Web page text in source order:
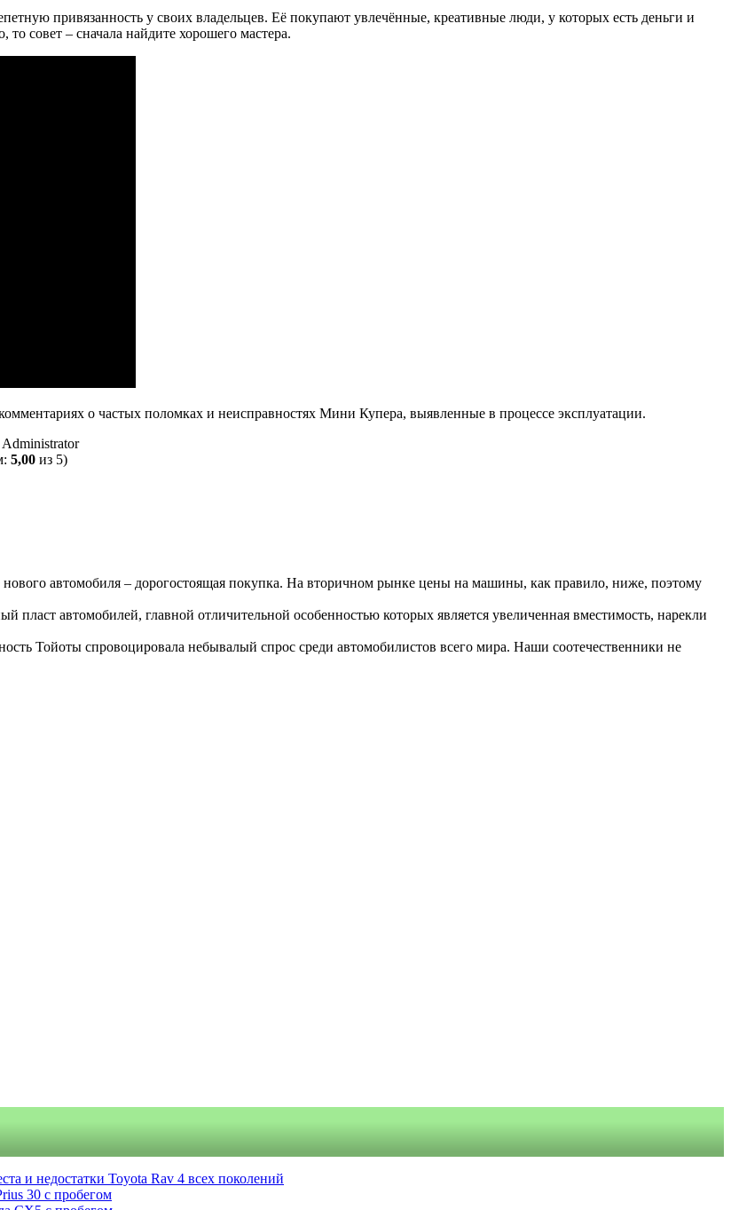
привязанность у своих владельцев. Её покупают увлечённые, креативные люди, у которых есть деньги и
совет – сначала найдите хорошего мастера.
о частых поломках и неисправностях Мини Купера, выявленные в процессе эксплуатации.
Administrator
5,00 из 5)
автомобиля – дорогостоящая покупка. На вторичном рынке цены на машины, как правило, ниже, поэтому
пласт автомобилей, главной отличительной особенностью которых является увеличенная вместимость, нарекли
Тойоты спровоцировала небывалый спрос среди автомобилистов всего мира. Наши соотечественники не
и недостатки Toyota Rav 4 всех поколений
30 с пробегом